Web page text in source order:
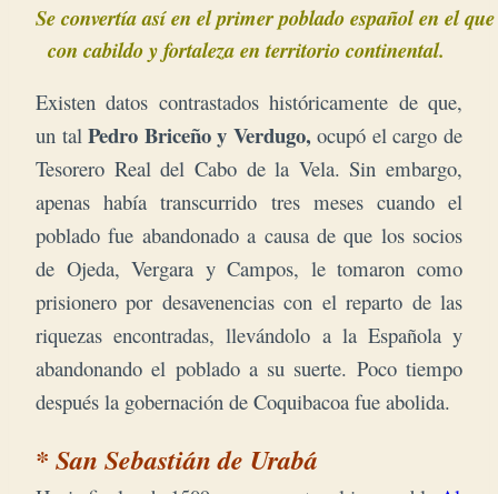
Se convertía así en el primer poblado español en el
con cabildo y fortaleza en territorio continental.
Existen datos contrastados históricamente de que,
un talPedro Briceño y Verdugo, ocupó el cargo de
Tesorero Real del Cabo de la Vela. Sin embargo,
apenas había transcurrido tres meses cuando el
poblado fue abandonado a causa de que los socios
de Ojeda, Vergara y Campos, le tomaron como
prisionero por desavenencias con el reparto de las
riquezas encontradas, llevándolo a la Española y
abandonando el poblado a su suerte. Poco tiempo
después la gobernación de Coquibacoa fue abolida.